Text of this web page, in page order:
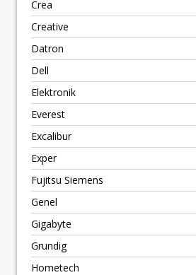
Crea
Creative
Datron
Dell
Elektronik
Everest
Excalibur
Exper
Fujitsu Siemens
Genel
Gigabyte
Grundig
Hometech